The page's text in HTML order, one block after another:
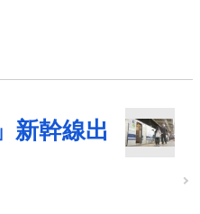
新幹線出